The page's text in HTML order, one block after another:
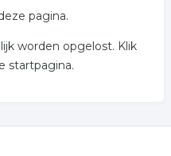
pagina.
worden opgelost. Klik
startpagina.